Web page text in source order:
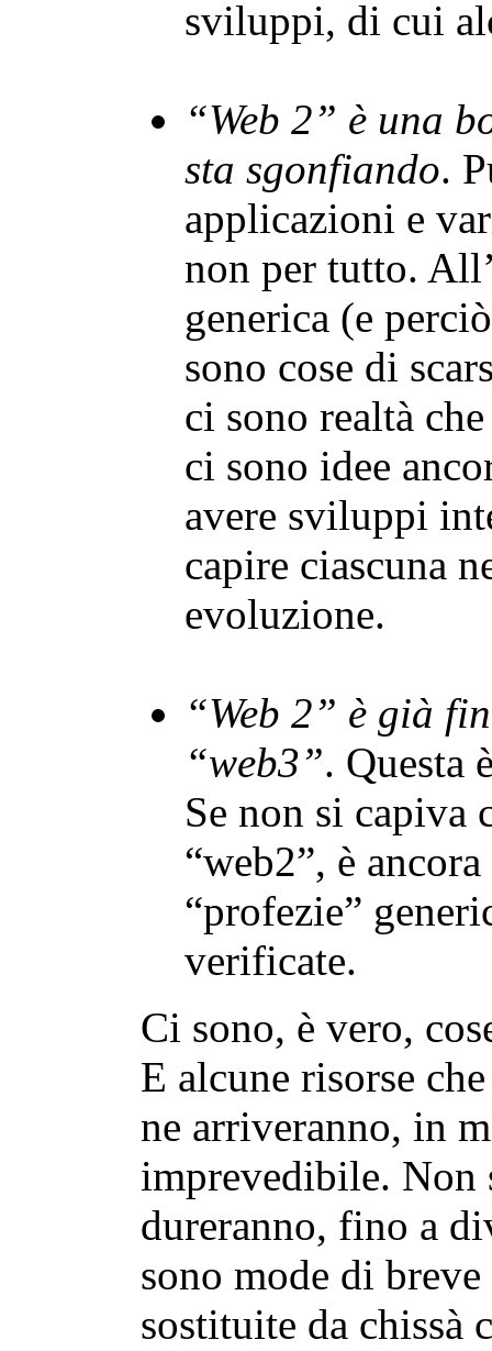
sviluppi, di cui
“Web 2” è una
sta sgonfiando.
applicazioni e
non per tutto.
generica (e
sono cose di
ci sono realtà
ci sono idee
avere sviluppi
capire ciascuna
evoluzione.
“Web 2” è già
“web3”. Questa
Se non si capiva
“web2”, è
“profezie”
verificate.
Ci sono, è vero,
E alcune risorse
ne arriveranno, in
imprevedibile. Non
dureranno, fino a
sono mode di
sostituite da chissà